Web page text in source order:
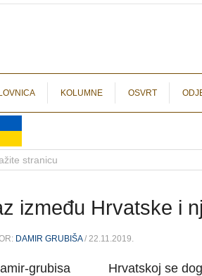
KOLUMNE OSVRT
između Hrvatske i
DAMIR GRUBIŠA/ 22.11.2019.
Hrvatskoj se